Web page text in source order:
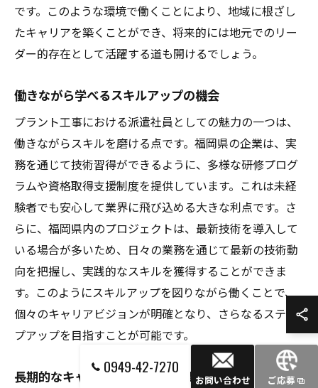
です。このような環境で働くことにより、地域に根ざし
たキャリアを築くことができ、将来的には地元でのリー
ダー的存在として活躍する道も開けるでしょう。
働きながら学べるスキルアップの機会
プラント工事における派遣社員としての魅力の一つは、
働きながらスキルを磨ける点です。福岡県の企業は、実
務を通じて技術習得ができるように、多様な研修プログ
ラムや資格取得支援制度を提供しています。これは未経
験者でも安心して業界に飛び込める大きな利点です。さ
らに、福岡県内のプロジェクトは、最新技術を導入して
いる場合が多いため、日々の業務を通じて最新の技術動
向を把握し、実践的なスキルを獲得することができま
す。このようにスキルアップを図りながら働くことで、
個々のキャリアビジョンが明確となり、さらなるステッ
プアップを目指すことが可能です。
長期的なキャリアビジョンの重要性
0949-42-7270
お問い合わせ ご応募